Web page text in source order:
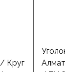
Круг